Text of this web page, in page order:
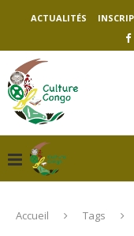
ACTUALITÉS
Accueil Tags